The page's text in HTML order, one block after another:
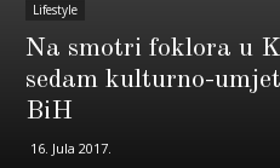
Lifestyle
Na smotri foklora u
sedam kulturno-
BiH
16. Jula 2017.